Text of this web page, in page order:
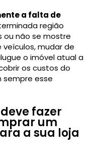
a falta de
região
ou não se mostre
mudar de
o imóvel atual a
os custos do
esse
fazer
um
a sua loja